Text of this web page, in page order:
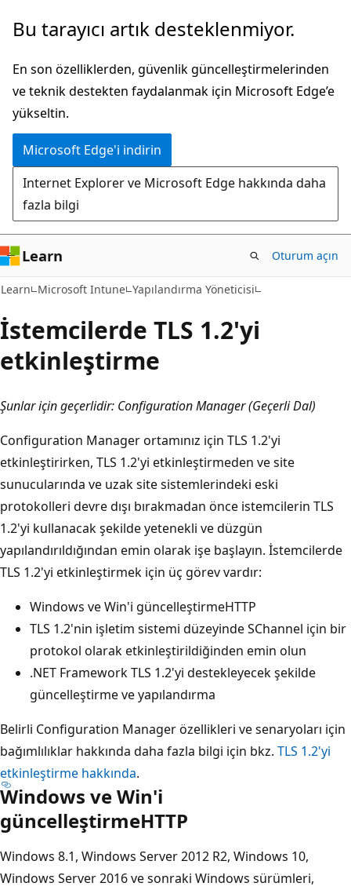
Ana
atla
Bu tarayıcı artık desteklenmiyor.
En son özelliklerden, güvenlik güncelleştirmelerinden
ve teknik destekten faydalanmak için Microsoft Edge’e
yükseltin.
Microsoft Edge'i indirin
Internet Explorer ve Microsoft Edge hakkında daha
fazla bilgi
Learn Oturum açın
Learn Microsoft Intune Yapılandırma Yöneticisi
İstemcilerde TLS 1.2'yi
etkinleştirme
Şunlar için geçerlidir: Configuration Manager (Geçerli Dal)
Configuration Manager ortamınız için TLS 1.2'yi
etkinleştirirken, TLS 1.2'yi etkinleştirmeden ve site
sunucularında ve uzak site sistemlerindeki eski
protokolleri devre dışı bırakmadan önce istemcilerin TLS
1.2'yi kullanacak şekilde yetenekli ve düzgün
yapılandırıldığından emin olarak işe başlayın. İstemcilerde
TLS 1.2'yi etkinleştirmek için üç görev vardır:
Windows ve Win'i güncelleştirmeHTTP
TLS 1.2'nin işletim sistemi düzeyinde SChannel için bir
protokol olarak etkinleştirildiğinden emin olun
.NET Framework TLS 1.2'yi destekleyecek şekilde
güncelleştirme ve yapılandırma
Belirli Configuration Manager özellikleri ve senaryoları için
bağımlılıklar hakkında daha fazla bilgi için bkz. TLS 1.2'yi
etkinleştirme hakkında.
Windows ve Win'i
güncelleştirmeHTTP
Windows 8.1, Windows Server 2012 R2, Windows 10,
Windows Server 2016 ve sonraki Windows sürümleri,